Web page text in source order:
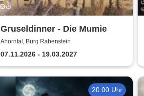
Gruseldinner - Die Mumie
Ahorntal, Burg Rabenstein
07.11.2026 - 19.03.2027
20:00 Uhr